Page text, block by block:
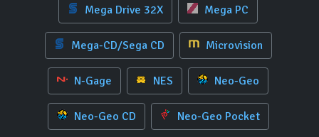
Mega Drive 32X Mega PC
Mega-CD/Sega CD Microvision
N-Gage NES Neo-Geo
Neo-Geo CD Neo-Geo Pocket